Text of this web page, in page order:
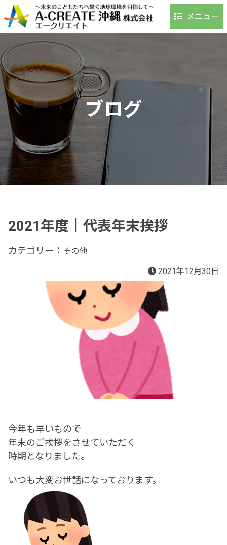
メニュー
ホーム
事業内容
環境への取り組み
事例・実績
お客様の声
よくある質問
会社案内
アクセス
採用情報
お知らせ
ブログ
2021年度｜代表年末挨拶
カテゴリー： その他
2021年12月30日
今年も早いもので
年末のご挨拶をさせていただく
時期となりました。
いつも大変お世話になっております。